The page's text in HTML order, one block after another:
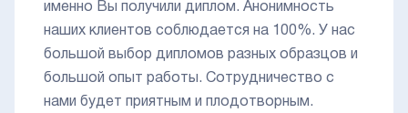
именно Вы получили диплом. Анонимность
наших клиентов соблюдается на 100%. У нас
большой выбор дипломов разных образцов и
большой опыт работы. Сотрудничество с
нами будет приятным и плодотворным.